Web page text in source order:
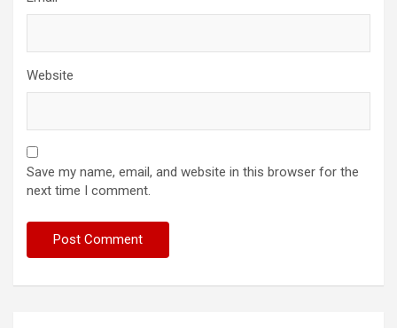
Website
Save my name, email, and website in this browser for the
next time I comment.